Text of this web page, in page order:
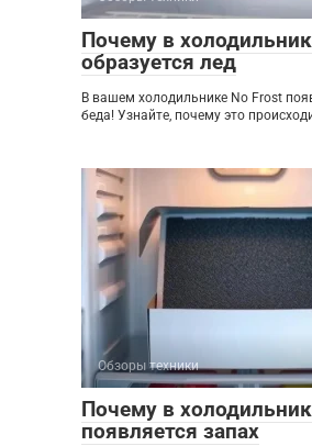
Почему в
образуется лед
В вашем холодильнике No Frost
беда! Узнайте, почему это
Обзоры техники
Почему в
появляется запах